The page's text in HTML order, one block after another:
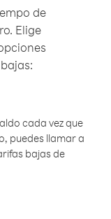
de
Elige
cada vez que
puedes llamar a
bajas de